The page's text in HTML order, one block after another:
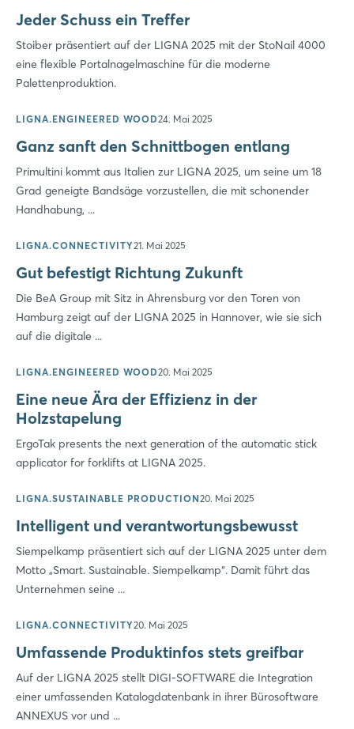
Jeder Schuss ein Treffer
Stoiber präsentiert auf der LIGNA 2025 mit der StoNail 4000
eine flexible Portalnagelmaschine für die moderne
Palettenproduktion.
LIGNA.ENGINEERED WOOD24. Mai 2025
Ganz sanft den Schnittbogen entlang
Primultini kommt aus Italien zur LIGNA 2025, um seine um 18
Grad geneigte Bandsäge vorzustellen, die mit schonender
Handhabung, ...
LIGNA.CONNECTIVITY21. Mai 2025
Gut befestigt Richtung Zukunft
Die BeA Group mit Sitz in Ahrensburg vor den Toren von
Hamburg zeigt auf der LIGNA 2025 in Hannover, wie sie sich
auf die digitale ...
LIGNA.ENGINEERED WOOD20. Mai 2025
Eine neue Ära der Effizienz in der
Holzstapelung
ErgoTak presents the next generation of the automatic stick
applicator for forklifts at LIGNA 2025.
LIGNA.SUSTAINABLE PRODUCTION20. Mai 2025
Intelligent und verantwortungsbewusst
Siempelkamp präsentiert sich auf der LIGNA 2025 unter dem
Motto „Smart. Sustainable. Siempelkamp“. Damit führt das
Unternehmen seine ...
LIGNA.CONNECTIVITY20. Mai 2025
Umfassende Produktinfos stets greifbar
Auf der LIGNA 2025 stellt DIGI-SOFTWARE die Integration
einer umfassenden Katalogdatenbank in ihrer Bürosoftware
ANNEXUS vor und ...